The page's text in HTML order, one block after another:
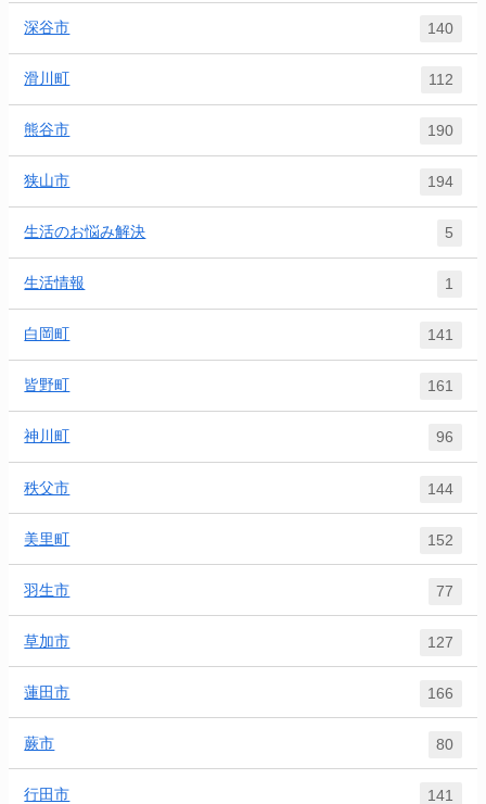
深谷市 140
滑川町 112
熊谷市 190
狭山市 194
生活のお悩み解決 5
生活情報 1
白岡町 141
皆野町 161
神川町 96
秩父市 144
美里町 152
羽生市 77
草加市 127
蓮田市 166
蕨市 80
行田市 141